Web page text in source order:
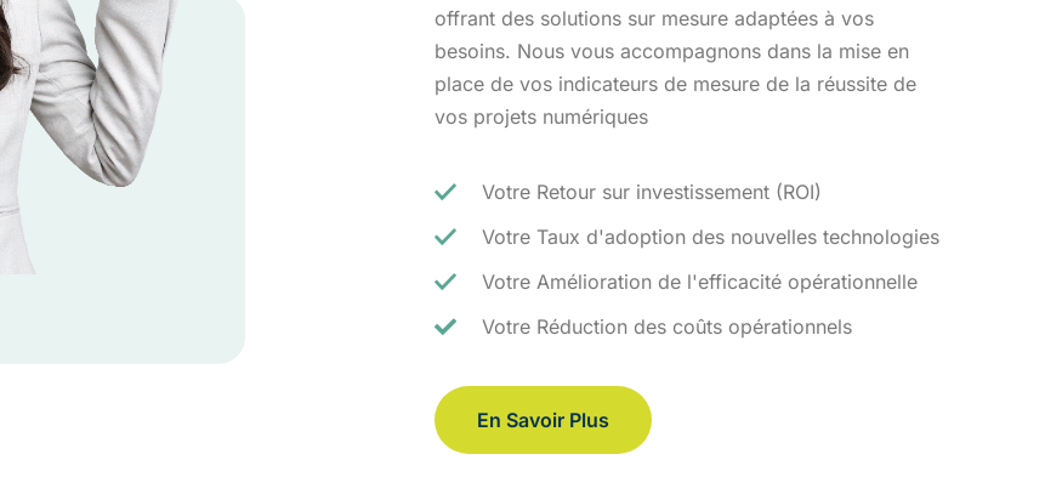
offrant des solutions sur mesure adaptées à vos
besoins. Nous vous accompagnons dans la mise en
place de vos indicateurs de mesure de la réussite de
vos projets numériques
Votre Retour sur investissement (ROI)
Votre Taux d'adoption des nouvelles technologies
Votre Amélioration de l'efficacité opérationnelle
Votre Réduction des coûts opérationnels
En Savoir Plus